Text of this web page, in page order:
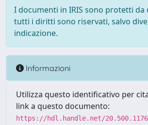
I documenti in IRIS sono protetti da
tutti i diritti sono riservati, salvo
indicazione.
Informazioni
Utilizza questo identificativo per
link a questo documento:
https://hdl.handle.net/